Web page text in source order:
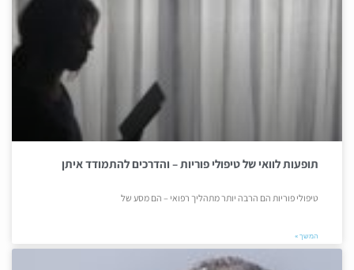
תופעות לוואי של טיפולי פוריות – והדרכים להתמודד איתן
טיפולי פוריות הם הרבה יותר מתהליך רפואי – הם מסע של
המשך »